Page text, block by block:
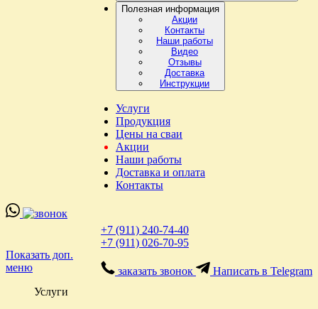
Полезная информация
Акции
Контакты
Наши работы
Видео
Отзывы
Доставка
Инструкции
Услуги
Продукция
Цены на сваи
Акции
Наши работы
Доставка и оплата
Контакты
+7 (911) 240-74-40
+7 (911) 026-70-95
заказать звонок Написать в Telegram
Показать доп.
меню
Услуги